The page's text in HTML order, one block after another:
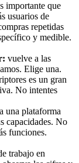
importante que
usuarios de
repetidas
y medible.
vuelve a las
Elige una.
es un gran
No intentes
una plataforma
capacidades. No
funciones.
trabajo en